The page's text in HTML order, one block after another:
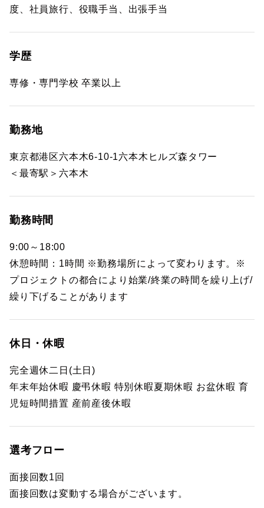
度、社員旅行、役職手当、出張手当
学歴
専修・専門学校 卒業以上
勤務地
東京都港区六本木6-10-1六本木ヒルズ森タワー
＜最寄駅＞六本木
勤務時間
9:00～18:00
休憩時間：1時間 ※勤務場所によって変わります。※
プロジェクトの都合により始業/終業の時間を繰り上げ/
繰り下げることがあります
休日・休暇
完全週休二日(土日)
年末年始休暇 慶弔休暇 特別休暇夏期休暇 お盆休暇 育
児短時間措置 産前産後休暇
選考フロー
面接回数1回
面接回数は変動する場合がございます。